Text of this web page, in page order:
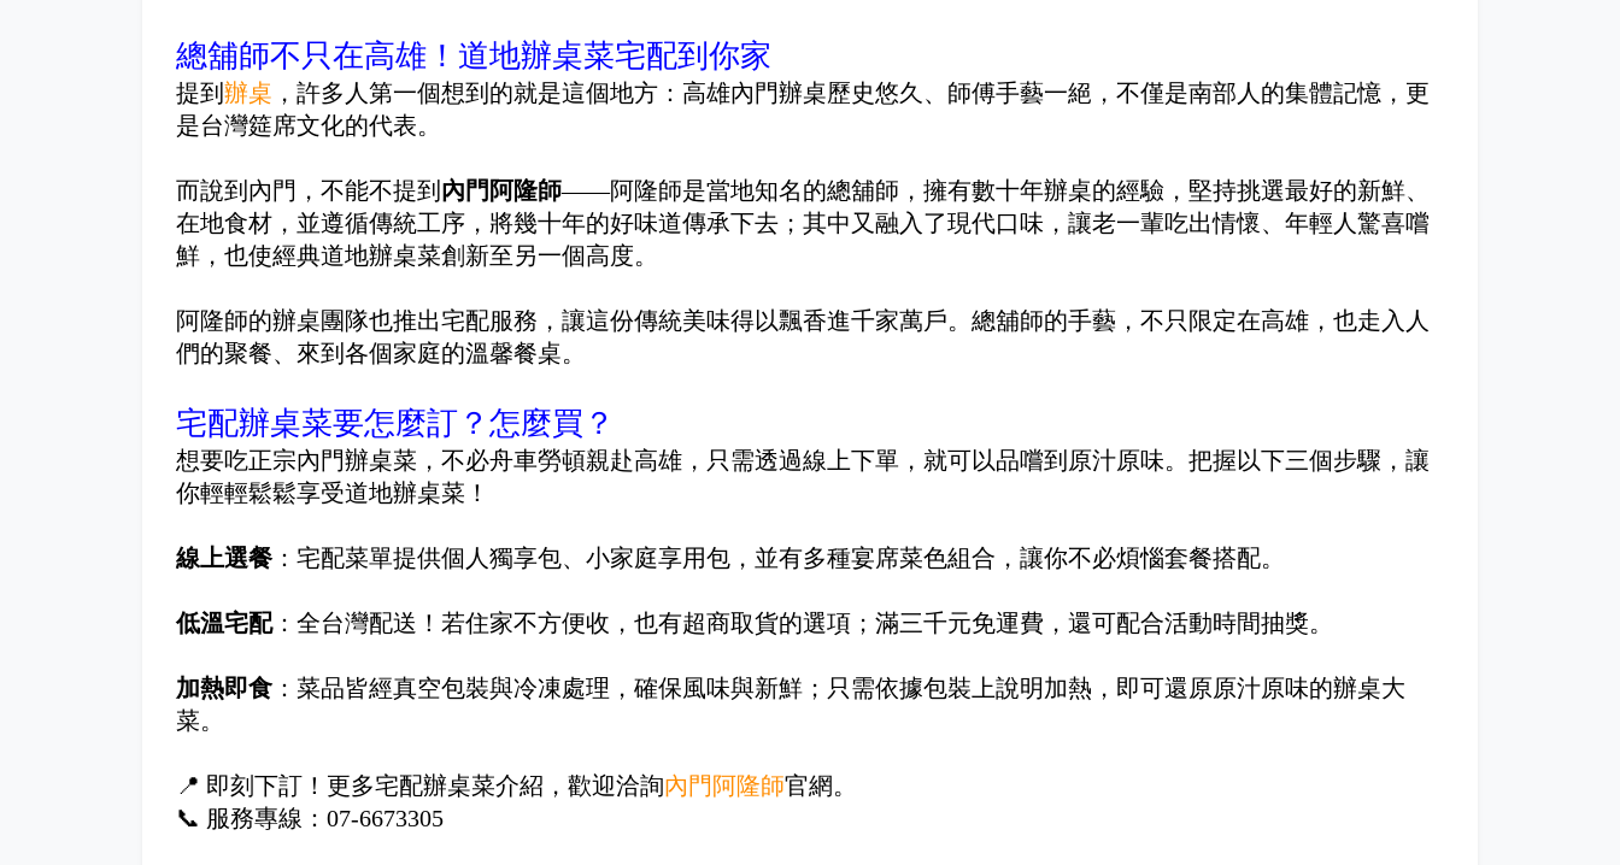
總舖師不只在高雄！道地辦桌菜宅配到你家
提到辦桌 ，許多人第一個想到的就是這個地方：高雄內門辦桌歷史悠久、師傅手藝一絕，不僅是南部人的集體記憶，更
是台灣筵席文化的代表。
而說到內門，不能不提到內門阿隆師——阿隆師是當地知名的總舖師，擁有數十年辦桌的經驗，堅持挑選最好的新鮮、
在地食材，並遵循傳統工序，將幾十年的好味道傳承下去；其中又融入了現代口味，讓老一輩吃出情懷、年輕人驚喜嚐
鮮，也使經典道地辦桌菜創新至另一個高度。
阿隆師的辦桌團隊也推出宅配服務，讓這份傳統美味得以飄香進千家萬戶。總舖師的手藝，不只限定在高雄，也走入人
們的聚餐、來到各個家庭的溫馨餐桌。
宅配辦桌菜要怎麼訂？怎麼買？
想要吃正宗內門辦桌菜，不必舟車勞頓親赴高雄，只需透過線上下單，就可以品嚐到原汁原味。把握以下三個步驟，讓
你輕輕鬆鬆享受道地辦桌菜！
線上選餐 ：宅配菜單提供個人獨享包、小家庭享用包，並有多種宴席菜色組合，讓你不必煩惱套餐搭配。
低溫宅配：全台灣配送！若住家不方便收，也有超商取貨的選項；滿三千元免運費，還可配合活動時間抽獎。
加熱即食 ：菜品皆經真空包裝與冷凍處理，確保風味與新鮮；只需依據包裝上說明加熱，即可還原原汁原味的辦桌大
菜。
📍 即刻下訂！更多宅配辦桌菜介紹，歡迎洽詢內門阿隆師官網。
📞 服務專線：07-6673305